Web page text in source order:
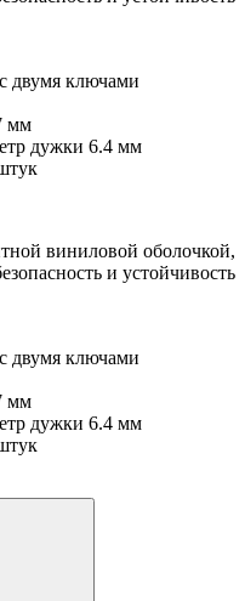
двумя ключами
мм
дужки 6.4 мм
виниловой оболочкой,
и устойчивость
двумя ключами
мм
дужки 6.4 мм